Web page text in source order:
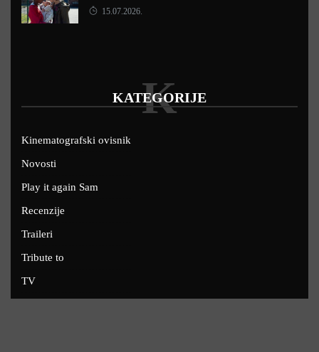
15.07.2026.
KATEGORIJE
K
Kinematografski ovisnik
Novosti
Play it again Sam
Recenzije
Traileri
Tribute to
TV